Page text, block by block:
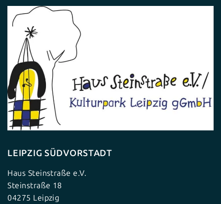
LEIPZIG SÜDVORSTADT
Haus Steinstraße e.V.
Steinstraße 18
04275 Leipzig